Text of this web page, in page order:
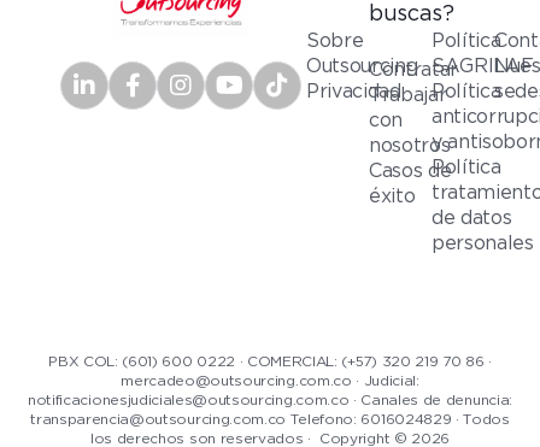
Sobre
Outsourcing
Privacidad
buscas?
Contratar
Trabajar
con
nosotros
Casos de
éxito
Política
SAGRILAF
Política
y
Política
de datos
personales
PBX COL: (601) 600 0222 · COMERCIAL: (+57) 320 219 70 86 ·
mercadeo@outsourcing.com.co · Judicial:
notificacionesjudiciales@outsourcing.com.co · Canales de denuncia:
transparencia@outsourcing.com.co Telefono: 6016024829 · Todos
los derechos son reservados · Copyright © 2026